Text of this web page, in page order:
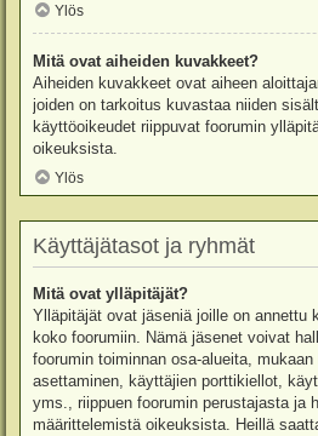
Ylös
Mitä ovat aiheiden kuvakkeet?
Aiheiden kuvakkeet ovat aiheen
joiden on tarkoitus kuvastaa niiden
käyttöoikeudet riippuvat foorumin
oikeuksista.
Ylös
Käyttäjätasot ja ryhmät
Mitä ovat ylläpitäjät?
Ylläpitäjät ovat jäseniä joille on annettu
koko foorumiin. Nämä jäsenet voivat
foorumin toiminnan osa-alueita,
asettaminen, käyttäjien porttikiellot,
yms., riippuen foorumin perustajasta ja
määrittelemistä oikeuksista. Heillä